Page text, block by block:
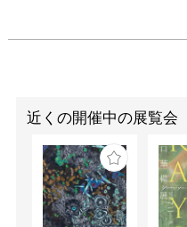
近くの開催中の展覧会